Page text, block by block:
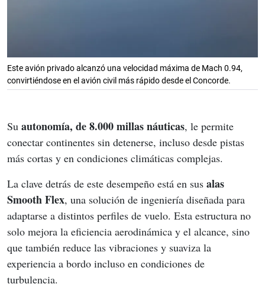
Este avión privado alcanzó una velocidad máxima de Mach 0.94,
convirtiéndose en el avión civil más rápido desde el Concorde.
Su autonomía, de 8.000 millas náuticas, le permite
conectar continentes sin detenerse, incluso desde pistas
más cortas y en condiciones climáticas complejas.
La clave detrás de este desempeño está en sus alas
Smooth Flex, una solución de ingeniería diseñada para
adaptarse a distintos perfiles de vuelo. Esta estructura no
solo mejora la eficiencia aerodinámica y el alcance, sino
que también reduce las vibraciones y suaviza la
experiencia a bordo incluso en condiciones de
turbulencia.